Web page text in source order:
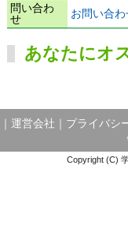
問い合わ
せ
お問い合
あなたにオ
運営会社 プライバシ
Copyright (C)